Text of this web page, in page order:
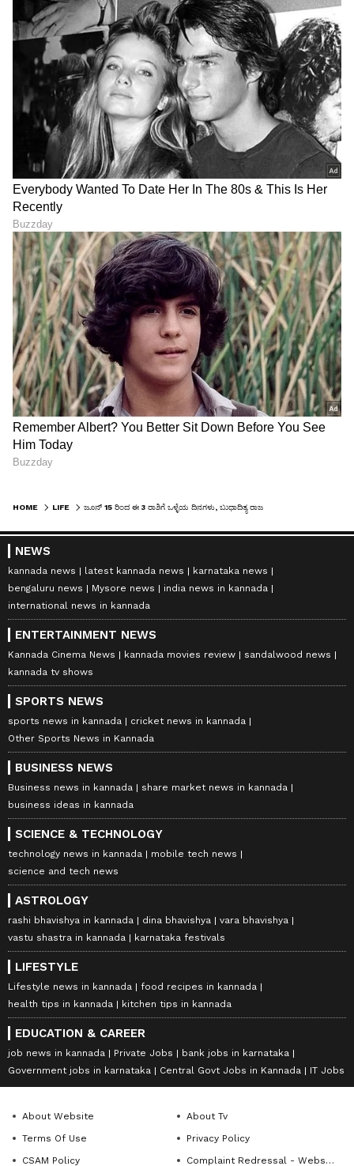
HOME LIFE
NEWS
kannada news latest kannada news
karnataka news
bengaluru news
Mysore news
india news in kannada
international news in kannada
ENTERTAINMENT NEWS
Kannada Cinema News kannada movies review
sandalwood news
kannada tv shows
SPORTS NEWS
sports news in kannada
cricket news in kannada
Other Sports News in Kannada
BUSINESS NEWS
Business news in kannada
share market news in kannada
business ideas in kannada
SCIENCE & TECHNOLOGY
technology news in kannada
mobile tech news
science and tech news
ASTROLOGY
rashi bhavishya in kannada dina bhavishya
vara bhavishya
vastu shastra in kannada
karnataka festivals
LIFESTYLE
Lifestyle news in kannada
food recipes in kannada
health tips in kannada
kitchen tips in kannada
EDUCATION & CAREER
job news in kannada Private Jobs
bank jobs in karnataka
Government jobs in karnataka
Central Govt Jobs in Kannada IT Jobs
About Website
About Tv
Terms Of Use
Privacy Policy
CSAM Policy
Complaint Redressal - Website